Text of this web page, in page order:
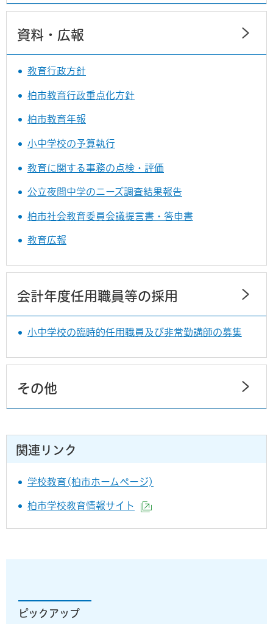
資料・広報
教育行政方針
柏市教育行政重点化方針
柏市教育年報
小中学校の予算執行
教育に関する事務の点検・評価
公立夜間中学のニーズ調査結果報告
柏市社会教育委員会議提言書・答申書
教育広報
会計年度任用職員等の採用
小中学校の臨時的任用職員及び非常勤講師の募集
その他
関連リンク
学校教育(柏市ホームページ)
柏市学校教育情報サイト
ピックアップ